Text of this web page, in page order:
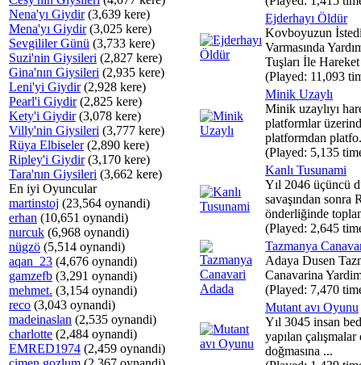
Nena'yı Giydir(3,639 kere)
Mena'yı Giydir(3,025 kere)
Sevgililer Günü (3,733 kere)
Suzi'nin Giysileri (2,827 kere)
Gina'nın Giysileri (2,935 kere)
Leni'yi Giydir(2,928 kere)
Pearl'i Giydir(2,825 kere)
Kety'i Giydir(3,078 kere)
Villy'nin Giysileri (3,777 kere)
Rüya Elbiseler(2,890 kere)
Ripley'i Giydir(3,170 kere)
Tara'nın Giysileri (3,662 kere)
En iyi Oyuncular
martinstoj (23,564 oynandi)
erhan (10,651 oynandi)
nurcuk (6,968 oynandi)
nügzö (5,514 oynandi)
aqan_23 (4,676 oynandi)
gamzefb (3,291 oynandi)
mehmet. (3,154 oynandi)
reco (3,043 oynandi)
madeinaslan (2,535 oynandi)
charlotte (2,484 oynandi)
EMRED1974 (2,459 oynandi)
Ejderhayı Öldür
Kovboyuzun
Varmasında
Tuşları İle
(Played: 11,093
Minik Uzaylı
Minik uzaylıyı
platformlar
platformdan
(Played: 5,135
Kanlı Tusunami
Yıl 2046 üçüncü
savaşından sonra
önderliğinde
(Played: 2,645
Tazmanya
Adaya Dusen
Canavarina
(Played: 7,470
Mutant avı Oyunu
Yıl 3045 insan
yapılan
doğmasına ...